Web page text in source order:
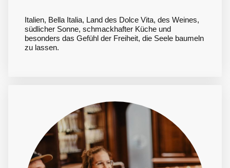
Italien, Bella Italia, Land des Dolce Vita, des Weines,
südlicher Sonne, schmackhafter Küche und
besonders das Gefühl der Freiheit, die Seele baumeln
zu lassen.